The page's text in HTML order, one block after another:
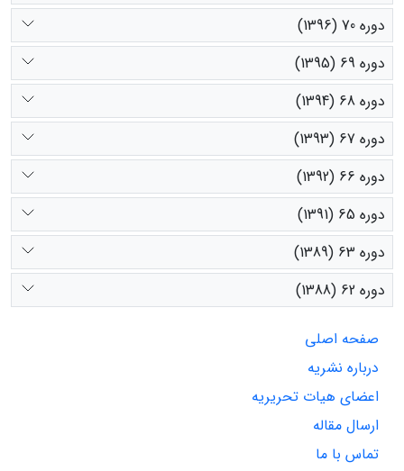
دوره 70 (1396)
دوره 69 (1395)
دوره 68 (1394)
دوره 67 (1393)
دوره 66 (1392)
دوره 65 (1391)
دوره 63 (1389)
دوره 62 (1388)
صفحه اصلی
درباره نشریه
اعضای هیات تحریریه
ارسال مقاله
تماس با ما